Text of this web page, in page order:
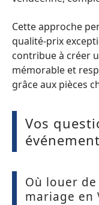
Cette approche
qualité-prix
contribue à créer
mémorable et
grâce aux pièces
Vos
Où louer
mariage en